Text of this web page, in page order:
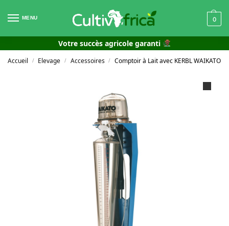
MENU 0
Votre succès agricole garanti
Accueil / Elevage / Accessoires / Comptoir à Lait avec KERBL WAIKATO